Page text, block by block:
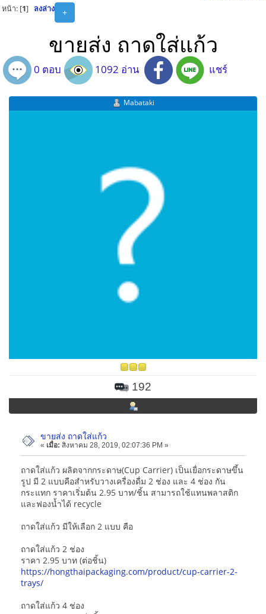
+
หน้า: [1] ลงล่าง
ขายส่ง ถาดใส่แก้ว
0 ตอบ 1092 อ่าน แชร์
Mabataki
192
ขายส่ง ถาดใส่แก้ว
« เมื่อ: สิงหาคม 28, 2019, 02:07:36 PM »
ถาดใส่แก้ว ผลิตจากกระดาษ(Cup Carrier) เป็นเยื่อกระดาษขึ้น
รูป มี 2 แบบคือสำหรับวางเครื่องดื่ม 2 ช่อง และ 4 ช่อง กัน
กระแทก ราคาเริ่มต้น 2.95 บาท/ชิ้น สามารถใช้แทนพลาสติก
และฟองน้ำได้ recycle
ถาดใส่แก้ว มีให้เลือก 2 แบบ คือ
ถาดใส่แก้ว 2 ช่อง
ราคา 2.95 บาท (ต่อชิ้น)
https://hongthaipackaging.com/product/cup-carrier-2-
trays/
ถาดใส่แก้ว 4 ช่อง